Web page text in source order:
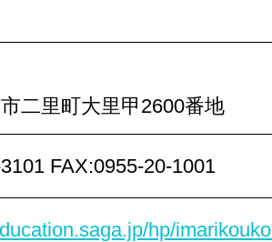
二里町大里甲2600番地
FAX:0955-20-1001
hp/